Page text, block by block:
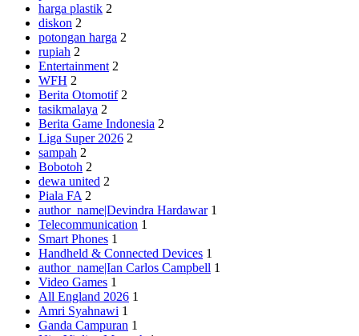
harga plastik 2
diskon 2
potongan harga 2
rupiah 2
Entertainment 2
WFH 2
Berita Otomotif 2
tasikmalaya 2
Berita Game Indonesia 2
Liga Super 2026 2
sampah 2
Bobotoh 2
dewa united 2
Piala FA 2
author_name|Devindra Hardawar 1
Telecommunication 1
Smart Phones 1
Handheld & Connected Devices 1
author_name|Ian Carlos Campbell 1
Video Games 1
All England 2026 1
Amri Syahnawi 1
Ganda Campuran 1